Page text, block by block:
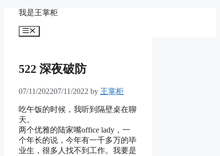
content
我是王掌柜
Menu
522 深夜破防
07/11/202207/11/2022 by 王掌柜
吃午饭的时候，我听到隔壁桌在聊
天。
两个优雅的陆家嘴office lady，一
个年长的说，今年有一千多万的毕
业生，很多人找不到工作。我要是